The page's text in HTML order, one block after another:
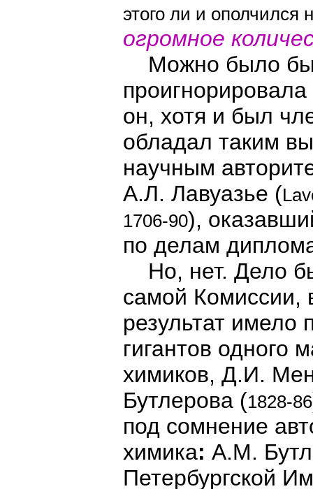
этого ли и ополчился
огромное
Можно было бы
он, хотя и был
обладал таким
научным
А.Л. Лавуазье (
1706-90),
по делам
Но, нет. Дело
самой Комиссии,
результат имело
гигантов одного
химиков, Д.И.
Бутлерова (1828-86
под сомнение
химика: А.М.
Петербургской